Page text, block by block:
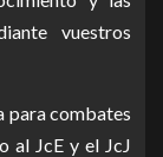
vuestros
para combates
al JcE y el JcJ